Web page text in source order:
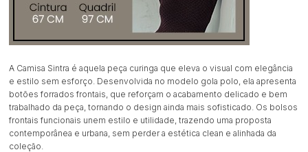
A Camisa Sintra é aquela peça curinga que eleva o visual com elegância
e estilo sem esforço. Desenvolvida no modelo gola polo, ela apresenta
botões forrados frontais, que reforçam o acabamento delicado e bem
trabalhado da peça, tornando o design ainda mais sofisticado. Os bolsos
frontais funcionais unem estilo e utilidade, trazendo uma proposta
contemporânea e urbana, sem perder a estética clean e alinhada da
coleção.